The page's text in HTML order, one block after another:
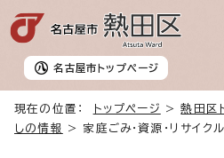
名古屋市 トップページ
現在の位置： トップページ >熱田区
しの情報
> 家庭ごみ・資源・リサイクル